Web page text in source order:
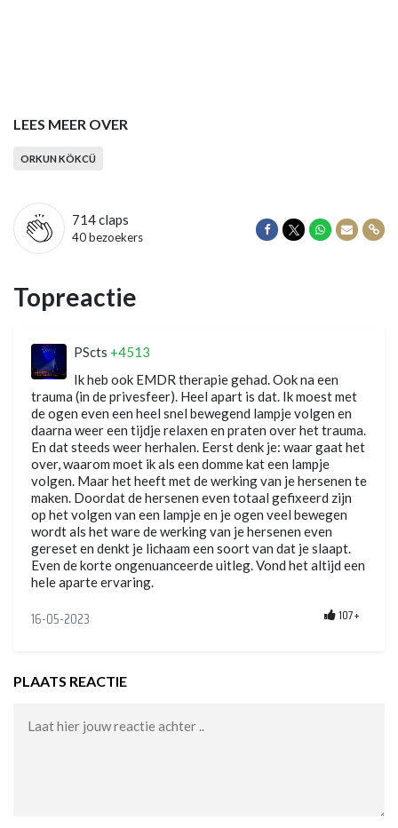
LEES MEER OVER
ORKUN KÖKCÜ
714claps
40 bezoekers
Delen op Facebook
Delen op Twitter
Delen op
Delen
Topreactie
PScts +4513
Ik heb ook EMDR therapie gehad. Ook na een
trauma (in de privesfeer). Heel apart is dat. Ik moest met
de ogen even een heel snel bewegend lampje volgen en
daarna weer een tijdje relaxen en praten over het trauma.
En dat steeds weer herhalen. Eerst denk je: waar gaat het
over, waarom moet ik als een domme kat een lampje
volgen. Maar het heeft met de werking van je hersenen te
maken. Doordat de hersenen even totaal gefixeerd zijn
op het volgen van een lampje en je ogen veel bewegen
wordt als het ware de werking van je hersenen even
gereset en denkt je lichaam een soort van dat je slaapt.
Even de korte ongenuanceerde uitleg. Vond het altijd een
hele aparte ervaring.
16-05-2023 107+
PLAATS REACTIE